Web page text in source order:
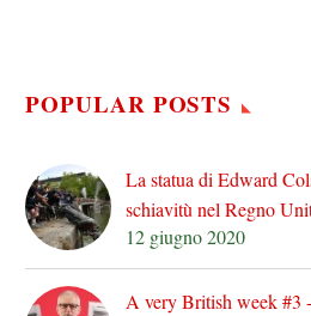
POPULAR POSTS
La statua di Edward
schiavitù nel Regno
12 giugno 2020
A very British week #3